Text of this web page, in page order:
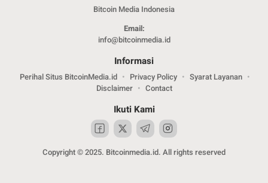
Bitcoin Media Indonesia
Email:
info@bitcoinmedia.id
Informasi
Perihal Situs BitcoinMedia.id Privacy Policy
Syarat Layanan
Disclaimer
Contact
Ikuti Kami
Copyright © 2025. Bitcoinmedia.id. All rights reserved